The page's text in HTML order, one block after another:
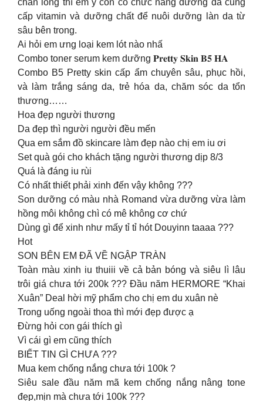
chân lông thì em ý còn có chức năng dưỡng da cung
cấp vitamin và dưỡng chất để nuôi dưỡng làn da từ
sâu bên trong.
Ai hỏi em ưng loại kem lót nào nhấ
Combo toner serum kem dưỡng 𝐏𝐫𝐞𝐭𝐭𝐲 𝐒𝐤𝐢𝐧 𝐁𝟓 𝐇𝐀
Combo B5 Pretty skin cấp ẩm chuyên sâu, phục hồi,
và làm trắng sáng da, trẻ hóa da, chăm sóc da tổn
thương……
Hoa đẹp người thương
Da đẹp thì người người đều mến
Qua em sắm đồ skincare làm đẹp nào chị em iu ơi
Set quà gói cho khách tặng người thương dịp 8/3
Quá là đáng iu rùi
Có nhất thiết phải xinh đến vậy không ???
Son dưỡng có màu nhà Romand vừa dưỡng vừa làm
hồng môi không chì có mê không cơ chứ
Dùng gì để xinh như mấy tỉ tỉ hót Douyinn taaaa ???
Hot
SON BÊN EM ĐÃ VỀ NGẬP TRÀN
Toàn màu xinh iu thuiii về cả bản bóng và siêu lì lâu
trôi giá chưa tới 200k ??? Đầu năm HERMORE “Khai
Xuân” Deal hời mỹ phẩm cho chị em du xuân nè
Trong uống ngoài thoa thì mới đẹp được ạ
Đừng hỏi con gái thích gì
Vì cái gì em cũng thích
BIẾT TIN GÌ CHƯA ???
Mua kem chống nắng chưa tới 100k ?
Siêu sale đầu năm mã kem chống nắng nâng tone
đẹp,mịn mà chưa tới 100k ???